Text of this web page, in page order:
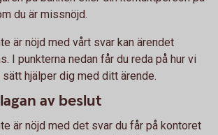
du är missnöjd.
är nöjd med vårt svar kan ärendet
I punkterna nedan får du reda på hur vi
hjälper dig med ditt ärende.
av beslut
är nöjd med det svar du får på kontoret